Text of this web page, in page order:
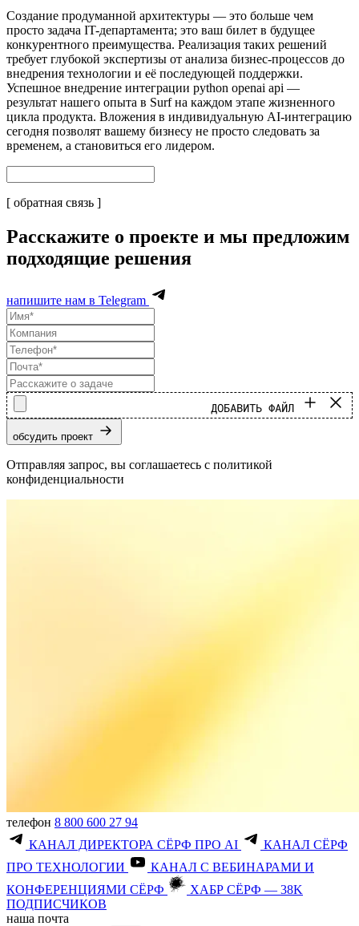
Создание продуманной архитектуры — это больше чем
просто задача IT-департамента; это ваш билет в будущее
конкурентного преимущества. Реализация таких решений
требует глубокой экспертизы от анализа бизнес-процессов до
внедрения технологии и её последующей поддержки.
Успешное внедрение интеграции python openai api —
результат нашего опыта в Surf на каждом этапе жизненного
цикла продукта. Вложения в индивидуальную AI-интеграцию
сегодня позволят вашему бизнесу не просто следовать за
временем, а становиться его лидером.
[ обратная связь ]
Расскажите о проекте и мы предложим
подходящие решения
напишите нам в Telegram
ДОБАВИТЬ ФАЙЛ
обсудить проект
Отправляя запрос, вы соглашаетесь с политикой
конфиденциальности
телефон 8 800 600 27 94
КАНАЛ ДИРЕКТОРА СЁРФ ПРО AI
КАНАЛ СЁРФ
ПРО ТЕХНОЛОГИИ
КАНАЛ С ВЕБИНАРАМИ И
КОНФЕРЕНЦИЯМИ СЁРФ
ХАБР СЁРФ — 38K
ПОДПИСЧИКОВ
наша почта